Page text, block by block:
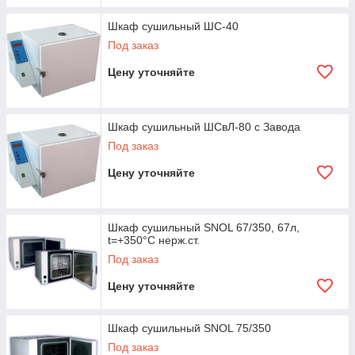
Шкаф сушильный ШС-40
Под заказ
Цену уточняйте
Шкаф сушильный ШСвЛ-80 с Завода
Под заказ
Цену уточняйте
Шкаф сушильный SNOL 67/350, 67л,
t=+350°C нерж.ст.
Под заказ
Цену уточняйте
Шкаф сушильный SNOL 75/350
Под заказ